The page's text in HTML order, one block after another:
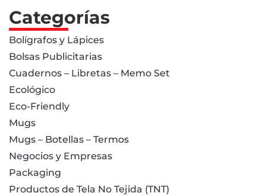
Categorías
Bolígrafos y Lápices
Bolsas Publicitarias
Cuadernos – Libretas – Memo Set
Ecológico
Eco-Friendly
Mugs
Mugs – Botellas – Termos
Negocios y Empresas
Packaging
Productos de Tela No Tejida (TNT)